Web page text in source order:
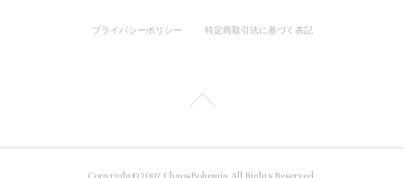
プライバシーポリシー 特定商取引法に基づく表記